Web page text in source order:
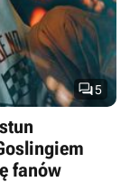
5
fanów